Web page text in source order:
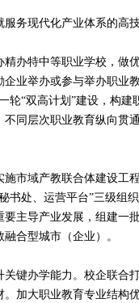
务现代化产业体系的高
办特中等职业学校，做
业举办或参与举办职业
轮“双高计划”建设，构建
同层次职业教育纵向贯
市域产教联合体建设工
书处、运营平台”三级组
主导产业发展，组建一
合型城市（企业）。
键办学能力。校企联合
加大职业教育专业结构